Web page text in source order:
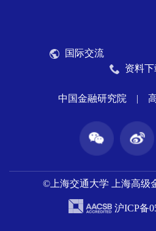
国际交流
资料下
中国金融研究院 |
©上海交通大学 上海高级
沪ICP备